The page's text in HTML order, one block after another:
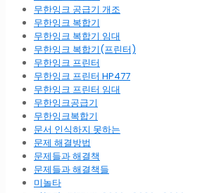
무한잉크 공급기 개조
무한잉크 복합기
무한잉크 복합기 임대
무한잉크 복합기(프린터)
무한잉크 프린터
무한잉크 프린터 HP477
무한잉크 프린터 임대
무한잉크공급기
무한잉크복합기
문서 인식하지 못하는
문제 해결방법
문제들과 해결책
문제들과 해결책들
미놀타